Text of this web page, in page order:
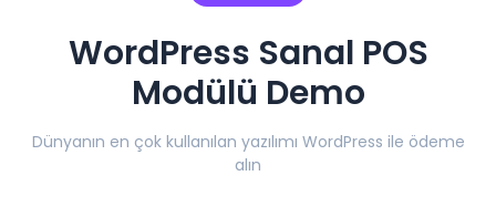
WordPress Sanal POS
Modülü Demo
Dünyanın en çok kullanılan yazılımı WordPress ile ödeme
alın